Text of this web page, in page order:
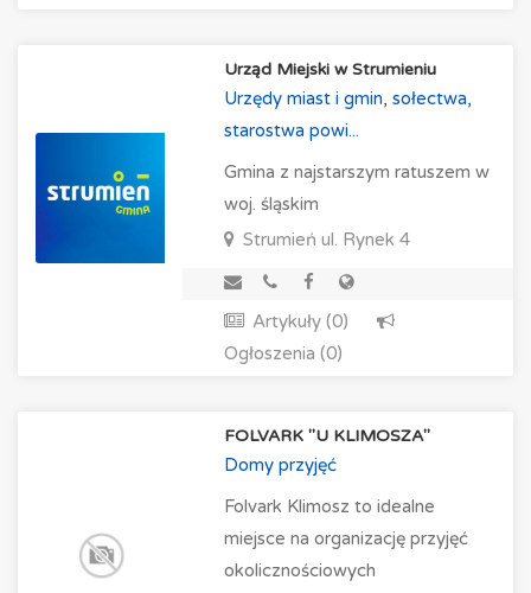
Urząd Miejski w Strumieniu
Urzędy miast i gmin, sołectwa,
starostwa powi...
Gmina z najstarszym ratuszem w
woj. śląskim
Strumień ul. Rynek 4
Artykuły (0)
Ogłoszenia (0)
FOLVARK "U KLIMOSZA"
Domy przyjęć
Folvark Klimosz to idealne
miejsce na organizację przyjęć
okolicznościowych